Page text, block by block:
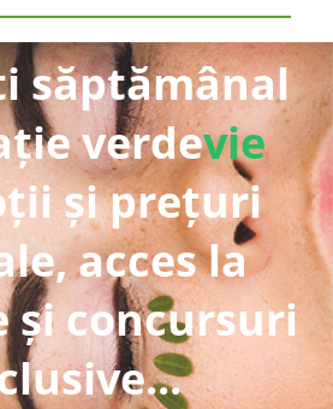
săptămânal
verdevie
și prețuri
acces la
și concursuri